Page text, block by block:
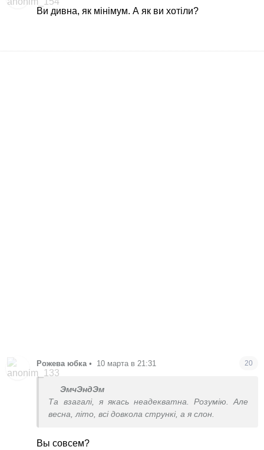
Ви дивна, як мінімум. А як ви хотіли?
Рожева юбка • 10 марта в 21:31 20
ЭмчЭндЭм
Та взагалі, я якась неадекватна. Розумію. Але
весна, літо, всі довкола стрункі, а я слон.
Вы совсем?